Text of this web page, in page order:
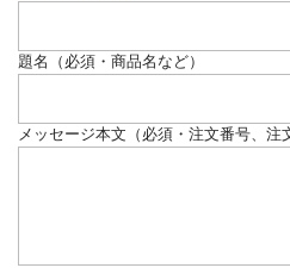
題名（必須・商品名など）
メッセージ本文（必須・注文番号、注